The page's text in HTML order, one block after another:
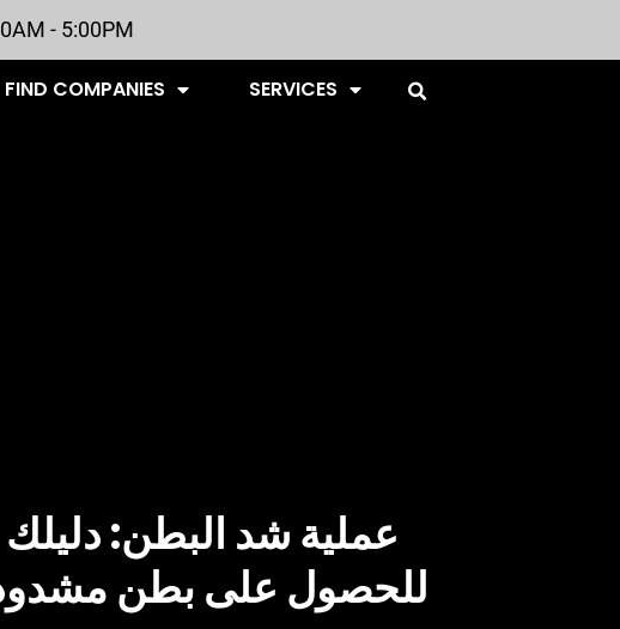
- 5:00PM
FIND COMPANIES SERVICES
عملية شد البطن:
للحصول على بطن